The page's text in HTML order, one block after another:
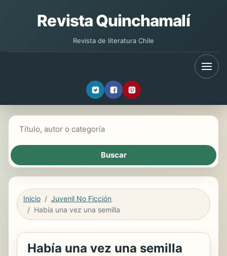
Revista Quinchamalí
Revista de literatura Chile
Inicio
Juvenil No Ficción
Había una vez una semilla
Había una vez una semilla